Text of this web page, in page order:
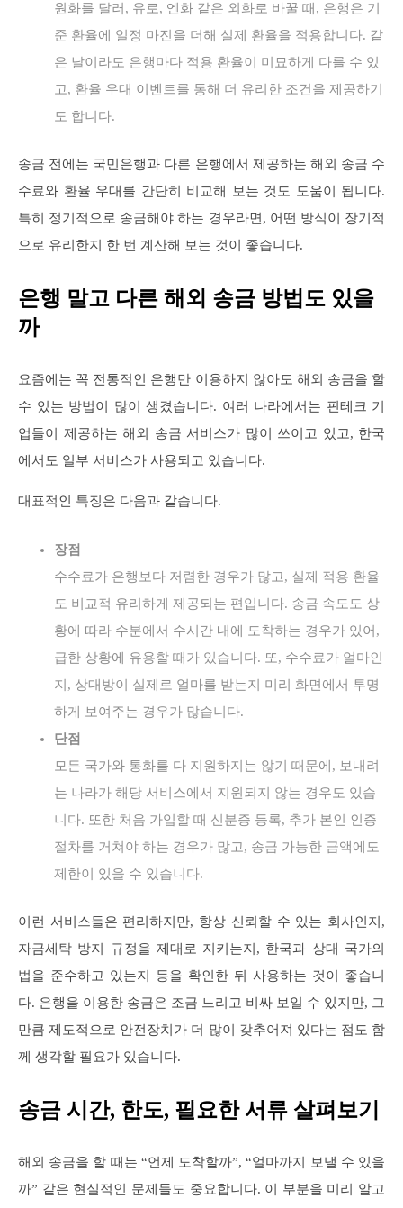
원화를 달러, 유로, 엔화 같은 외화로 바꿀 때, 은행은 기
준 환율에 일정 마진을 더해 실제 환율을 적용합니다. 같
은 날이라도 은행마다 적용 환율이 미묘하게 다를 수 있
고, 환율 우대 이벤트를 통해 더 유리한 조건을 제공하기
도 합니다.
송금 전에는 국민은행과 다른 은행에서 제공하는 해외 송금 수
수료와 환율 우대를 간단히 비교해 보는 것도 도움이 됩니다.
특히 정기적으로 송금해야 하는 경우라면, 어떤 방식이 장기적
으로 유리한지 한 번 계산해 보는 것이 좋습니다.
은행 말고 다른 해외 송금 방법도 있을
까
요즘에는 꼭 전통적인 은행만 이용하지 않아도 해외 송금을 할
수 있는 방법이 많이 생겼습니다. 여러 나라에서는 핀테크 기
업들이 제공하는 해외 송금 서비스가 많이 쓰이고 있고, 한국
에서도 일부 서비스가 사용되고 있습니다.
대표적인 특징은 다음과 같습니다.
장점
수수료가 은행보다 저렴한 경우가 많고, 실제 적용 환율
도 비교적 유리하게 제공되는 편입니다. 송금 속도도 상
황에 따라 수분에서 수시간 내에 도착하는 경우가 있어,
급한 상황에 유용할 때가 있습니다. 또, 수수료가 얼마인
지, 상대방이 실제로 얼마를 받는지 미리 화면에서 투명
하게 보여주는 경우가 많습니다.
단점
모든 국가와 통화를 다 지원하지는 않기 때문에, 보내려
는 나라가 해당 서비스에서 지원되지 않는 경우도 있습
니다. 또한 처음 가입할 때 신분증 등록, 추가 본인 인증
절차를 거쳐야 하는 경우가 많고, 송금 가능한 금액에도
제한이 있을 수 있습니다.
이런 서비스들은 편리하지만, 항상 신뢰할 수 있는 회사인지,
자금세탁 방지 규정을 제대로 지키는지, 한국과 상대 국가의
법을 준수하고 있는지 등을 확인한 뒤 사용하는 것이 좋습니
다. 은행을 이용한 송금은 조금 느리고 비싸 보일 수 있지만, 그
만큼 제도적으로 안전장치가 더 많이 갖추어져 있다는 점도 함
께 생각할 필요가 있습니다.
송금 시간, 한도, 필요한 서류 살펴보기
해외 송금을 할 때는 “언제 도착할까”, “얼마까지 보낼 수 있을
까” 같은 현실적인 문제들도 중요합니다. 이 부분을 미리 알고